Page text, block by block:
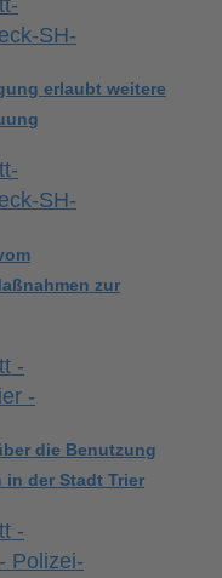
erlaubt weitere
zur
die Benutzung
der Stadt Trier